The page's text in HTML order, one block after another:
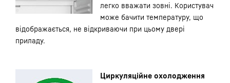
легко вважати зовні. Користувач
може бачити температуру, що
відображається, не відкриваючи при цьому двері
приладу.
Циркуляційне охолодження